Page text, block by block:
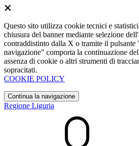
Questo sito utilizza cookie tecnici e
chiusura del banner mediante selezione
contraddistinto dalla X o tramite il pulsante
navigazione" comporta la continuazione
assenza di cookie o altri strumenti di
sopracitati.
COOKIE POLICY
Continua la navigazione
Regione Liguria